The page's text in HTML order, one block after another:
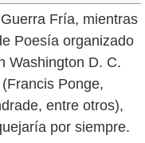
Fría, mientras
Poesía organizado
Washington D. C.
Ponge,
entre otros),
por siempre.